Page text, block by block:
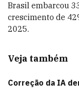
Brasil embarcou
crescimento de
2025.
Veja também
Correção da IA